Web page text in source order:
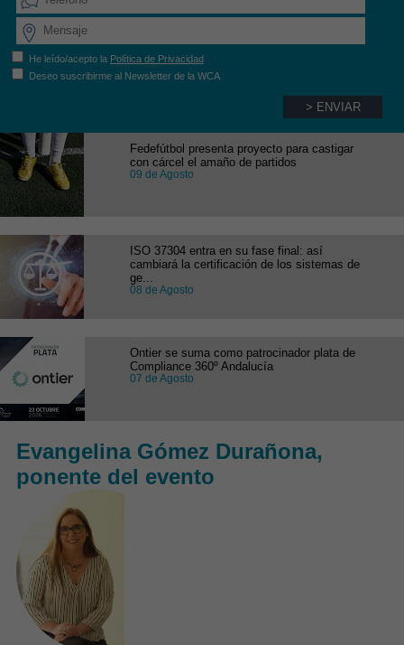
He leído/acepto la Política de Privacidad
Deseo suscribirme al Newsletter de la WCA
Fedefútbol presenta proyecto para castigar
con cárcel el amaño de partidos
09 de Agosto
ISO 37304 entra en su fase final: así
cambiará la certificación de los sistemas de
ge...
08 de Agosto
Ontier se suma como patrocinador plata de
Compliance 360º Andalucía
07 de Agosto
Evangelina Gómez Durañona,
ponente del evento